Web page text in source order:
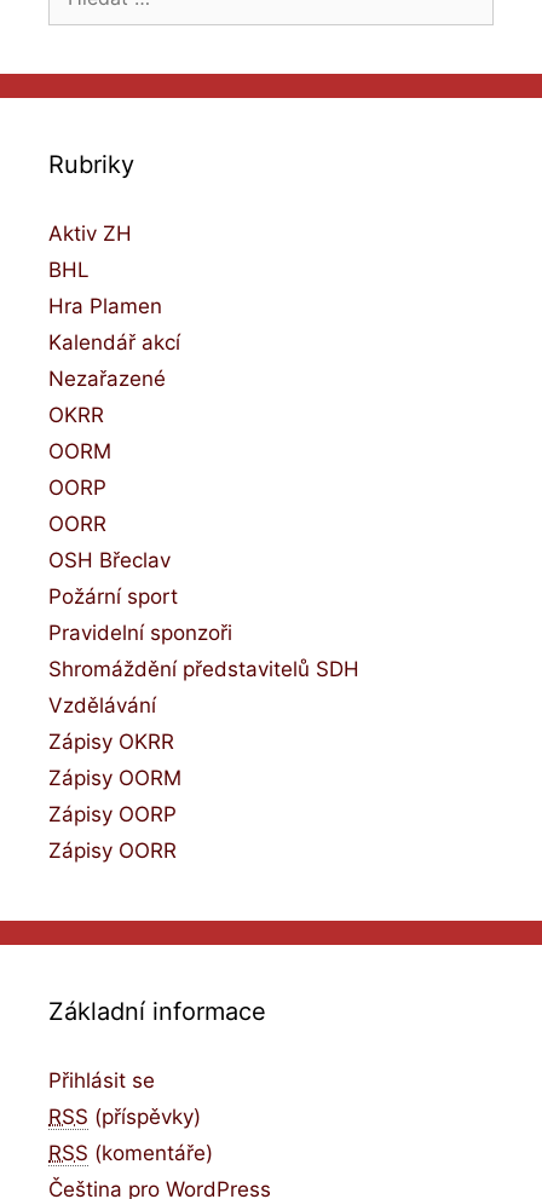
d
a
:
Rubriky
Aktiv ZH
BHL
Hra Plamen
Kalendář akcí
Nezařazené
OKRR
OORM
OORP
OORR
OSH Břeclav
Požární sport
Pravidelní sponzoři
Shromáždění představitelů SDH
Vzdělávání
Zápisy OKRR
Zápisy OORM
Zápisy OORP
Zápisy OORR
Základní informace
Přihlásit se
RSS (příspěvky)
RSS (komentáře)
Čeština pro WordPress